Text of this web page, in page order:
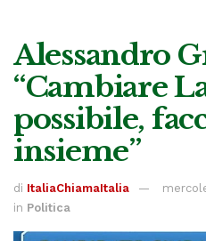
Alessandro
“Cambiare
possibile,
insieme”
di ItaliaChiamaItalia
in Politica